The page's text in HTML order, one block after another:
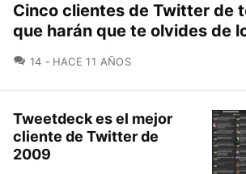
Cinco clientes de Twitter de
que harán que te olvides de
14 COMENTARIOS
HACE 11 AÑOS
Tweetdeck es el mejor
cliente de Twitter de
2009